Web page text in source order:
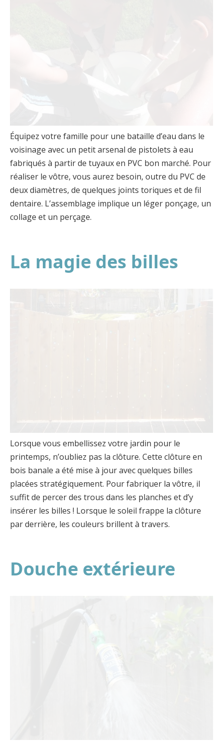
Équipez votre famille pour une bataille d’eau dans le
voisinage avec un petit arsenal de pistolets à eau
fabriqués à partir de tuyaux en PVC bon marché. Pour
réaliser le vôtre, vous aurez besoin, outre du PVC de
deux diamètres, de quelques joints toriques et de fil
dentaire. L’assemblage implique un léger ponçage, un
collage et un perçage.
La magie des billes
Lorsque vous embellissez votre jardin pour le
printemps, n’oubliez pas la clôture. Cette clôture en
bois banale a été mise à jour avec quelques billes
placées stratégiquement. Pour fabriquer la vôtre, il
suffit de percer des trous dans les planches et d’y
insérer les billes ! Lorsque le soleil frappe la clôture
par derrière, les couleurs brillent à travers.
Douche extérieure